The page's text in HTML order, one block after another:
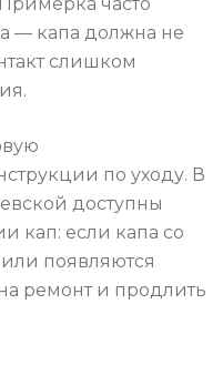
— капа должна не
слишком
по уходу. В
доступны
кап: если капа со
появляются
ремонт и продлить